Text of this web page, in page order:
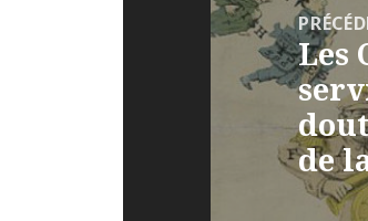
de
l’articleLes
de